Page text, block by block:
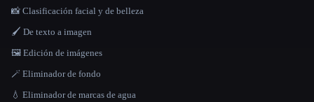
📸 Clasificación facial y de belleza
🖌️ De texto a imagen
🖼️ Edición de imágenes
🪄 Eliminador de fondo
💧 Eliminador de marcas de agua